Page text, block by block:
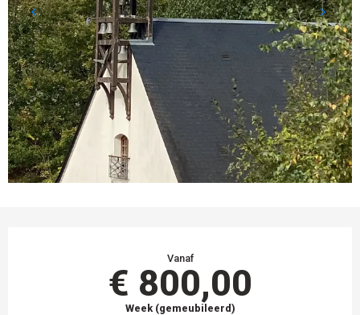
Vanaf
€ 800,00
Week (gemeubileerd)